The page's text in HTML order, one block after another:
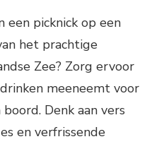
een picknick op een
het prachtige
Zee? Zorg ervoor
meeneemt voor
Denk aan vers
en verfrissende